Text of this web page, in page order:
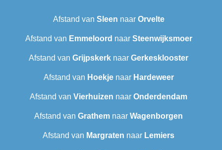
Afstand van Sleen naar Orvelte
Afstand van Emmeloord naar Steenwijksmoer
Afstand van Grijpskerk naar Gerkesklooster
Afstand van Hoekjenaar Hardeweer
Afstand van Vierhuizen naar Onderdendam
Afstand van Grathem naar Wagenborgen
Afstand van Margraten naar Lemiers